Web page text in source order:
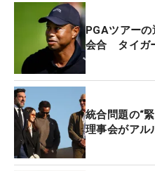
ーロー・ワールド・チャ
の「ジェネシス招待」
へ出場を果たしたが、2
由に棄権していた。
PGAツアー
会合 タイガ
統合問題の“
理事会がアル